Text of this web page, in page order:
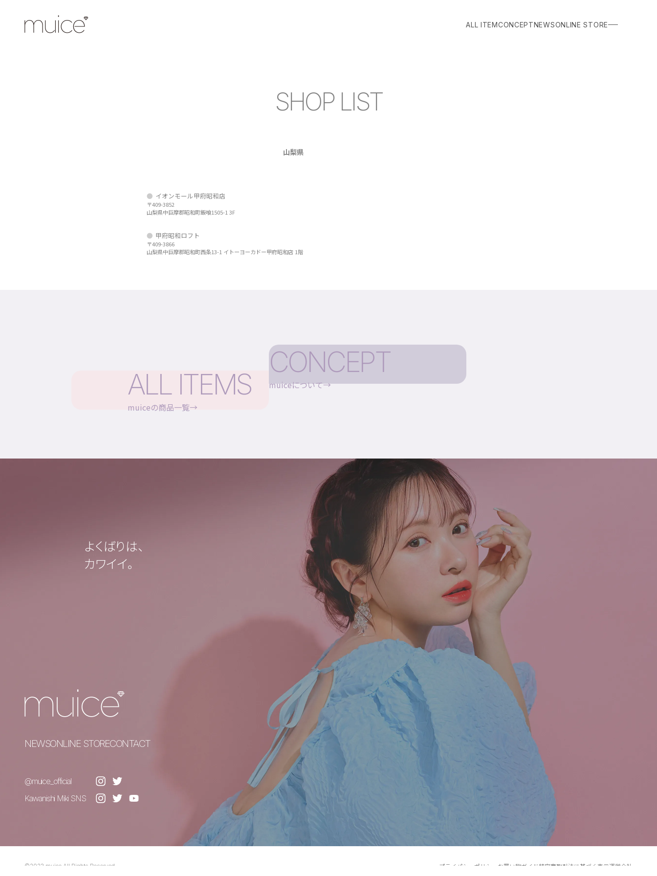
ALL ITEMCONCEPTNEWSONLINE STORE
SHOP LIST
山梨県
イオンモール甲府昭和店
〒409-3852
山梨県中巨摩郡昭和町飯喰1505-1 3F
甲府昭和ロフト
〒409-3866
山梨県中巨摩郡昭和町西条13-1 イトーヨーカドー甲府昭和店 1階
ALL ITEMS
muiceの商品一覧
CONCEPT
muiceについて
よくばりは、
カワイイ。
NEWSONLINE STORECONTACT
@muice_official
Kawanishi Miki SNS
プライパシーポリシー お買い物ガイド特定商取引法に基づく表示運営会社
©2023,muice,All Rights Reserved